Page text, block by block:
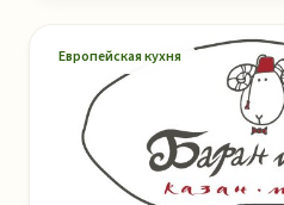
Европейская кухня